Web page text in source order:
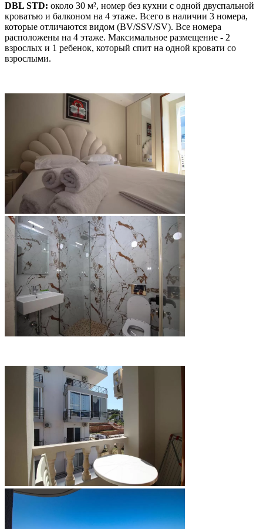
DBL STD: около 30 м², номер без кухни с одной двуспальной
кроватью и балконом на 4 этаже. Всего в наличии 3 номера,
которые отличаются видом (BV/SSV/SV). Все номера
расположены на 4 этаже. Максимальное размещение - 2
взрослых и 1 ребенок, который спит на одной кровати со
взрослыми.